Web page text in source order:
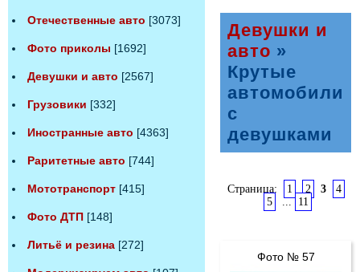
Отечественные авто [3073]
Фото приколы [1692]
Девушки и авто [2567]
Грузовики [332]
Иностранные авто [4363]
Раритетные авто [744]
Мототранспорт [415]
Фото ДТП [148]
Литьё и резина [272]
Девушки и
авто »
Крутые
автомобили
с
девушками
Страница: 1 2 3
4
5
... 11
Фото № 57